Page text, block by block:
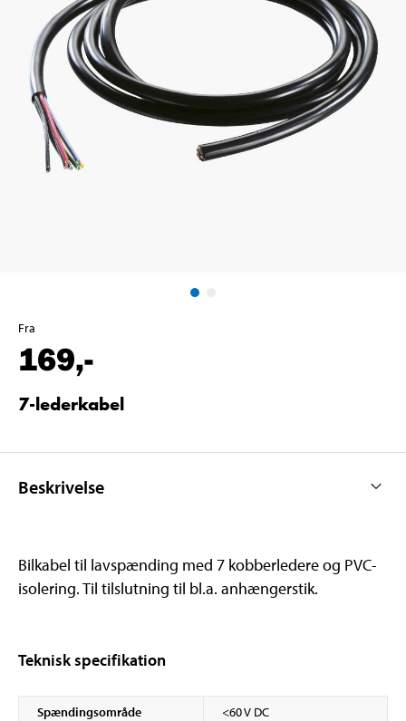
Fra
169,-
7-lederkabel
Beskrivelse
Bilkabel til lavspænding med 7 kobberledere og PVC-
isolering. Til tilslutning til bl.a. anhængerstik.
Teknisk specifikation
Spændingsområde <60 V DC